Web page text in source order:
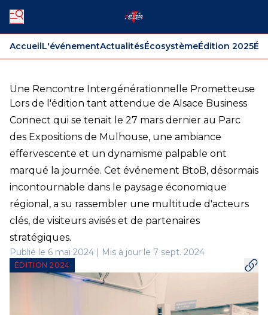
AccueilL'événementActualitésÉcosystèmeÉdition 2025
Une Rencontre Intergénérationnelle Prometteuse
Lors de l'édition tant attendue de Alsace Business
Connect qui se tenait le 27 mars dernier au Parc
des Expositions de Mulhouse, une ambiance
effervescente et un dynamisme palpable ont
marqué la journée. Cet événement BtoB, désormais
incontournable dans le paysage économique
régional, a su rassembler une multitude d'acteurs
clés, de visiteurs avisés et de partenaires
stratégiques.
Publié le 6 mai 2024 | Mis à jour le 7 sept. 2024
ÉDITION 2024